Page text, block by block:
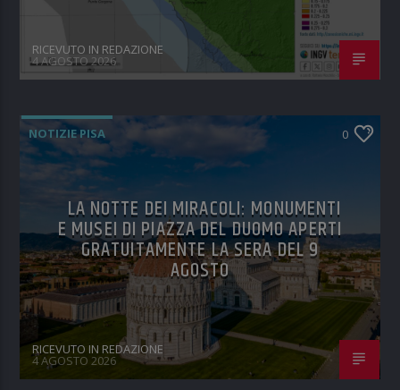
RICEVUTO IN REDAZIONE
4 AGOSTO 2026
NOTIZIE PISA 0
LA NOTTE DEI MIRACOLI: MONUMENTI
E MUSEI DI PIAZZA DEL DUOMO APERTI
GRATUITAMENTE LA SERA DEL 9
AGOSTO
RICEVUTO IN REDAZIONE
4 AGOSTO 2026